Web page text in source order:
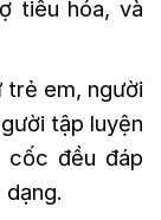
tiêu hóa, và
trẻ em, người
tập luyện
cốc đều đáp